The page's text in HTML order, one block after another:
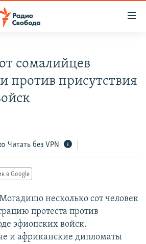
сомалийцев
против присутствия
Читать без VPN
в Google
несколько сот человек
протеста против
эфиопских войск.
и африканские дипломаты